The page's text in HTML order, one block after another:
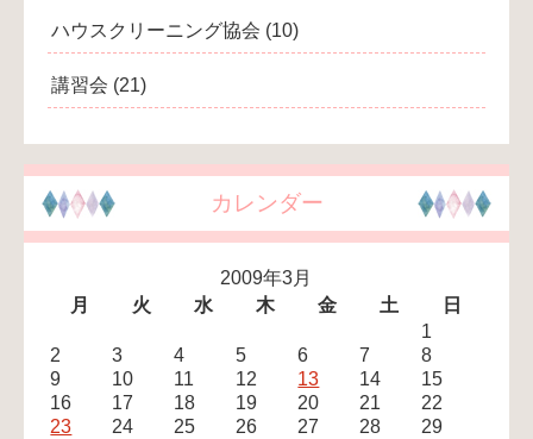
ハウスクリーニング協会 (10)
講習会 (21)
カレンダー
2009年3月
月
火 水 木 金 土
日
1
2
3 4 5 6 7
8
9
10 11 12 13 14
15
16
17 18 19 20 21
22
23
24 25 26 27 28
29